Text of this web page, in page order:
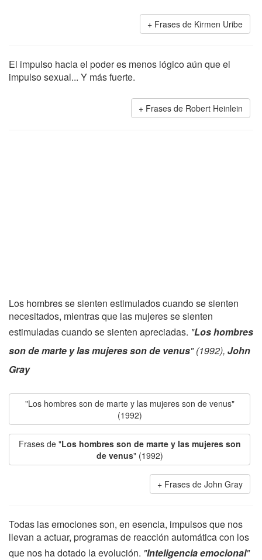
Frases de Kirmen Uribe
El impulso hacia el poder es menos lógico aún que el
impulso sexual... Y más fuerte.
Frases de Robert Heinlein
Los hombres se sienten estimulados cuando se sienten
necesitados, mientras que las mujeres se sienten
estimuladas cuando se sienten apreciadas. "Los hombres
son de marte y las mujeres son de venus" (1992), John
Gray
"Los hombres son de marte y las mujeres son de venus"
(1992)
Frases de "Los hombres son de marte y las mujeres son
de venus" (1992)
Frases de John Gray
Todas las emociones son, en esencia, impulsos que nos
llevan a actuar, programas de reacción automática con los
que nos ha dotado la evolución. "Inteligencia emocional"